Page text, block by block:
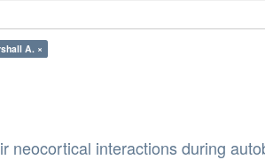
A. ×
neocortical interactions during